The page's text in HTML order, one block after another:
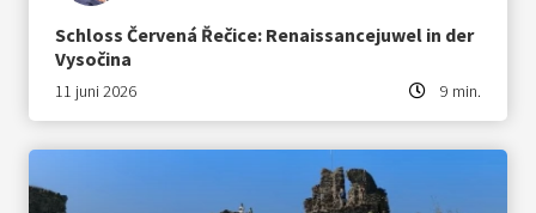
Schloss Červená Řečice: Renaissancejuwel in der
Vysočina
11 juni 2026 9 min.